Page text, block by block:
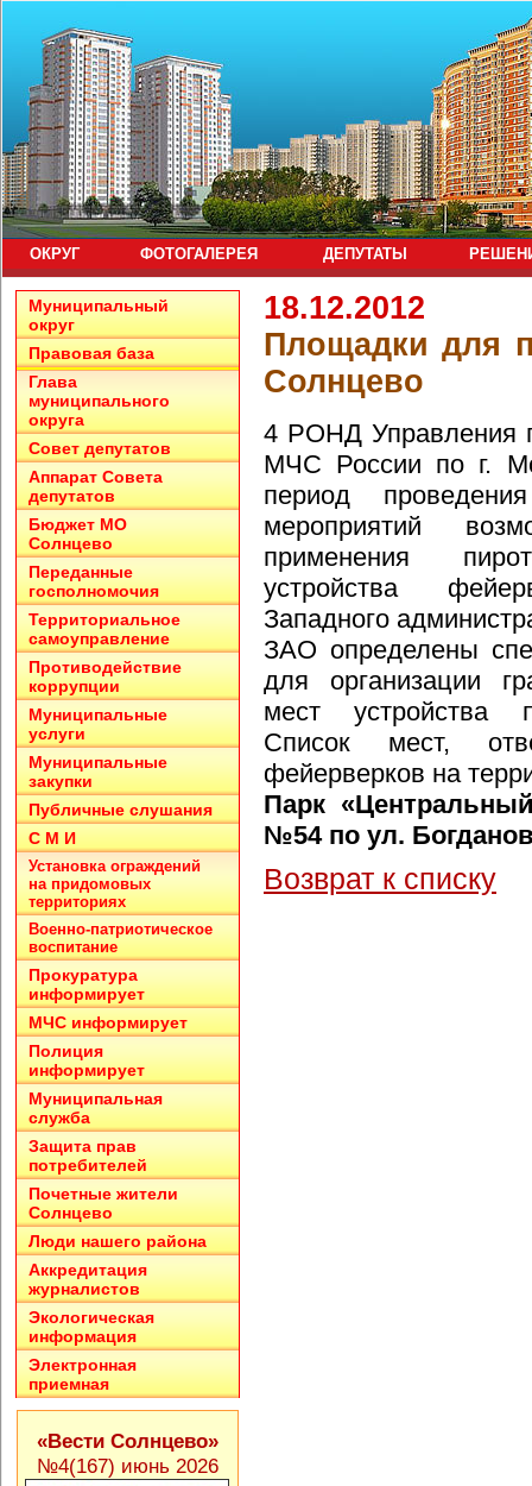
ОКРУГ ФОТОГАЛЕРЕЯ ДЕПУТАТЫ
18.12.2012
Площадки для
Солнцево
4 РОНД Управления
МЧС России по г.
период
мероприятий
применения
устройства
Западного
ЗАО определены
для организации
мест устройства
Список мест,
фейерверков на
Парк
№54 по ул.
Возврат к списку
Муниципальный
округ
Правовая база
Глава
муниципального
округа
Совет депутатов
Аппарат Совета
депутатов
Бюджет МО
Солнцево
Переданные
госполномочия
Территориальное
самоуправление
Противодействие
коррупции
Муниципальные
услуги
Муниципальные
закупки
Публичные слушания
С М И
Установка ограждений
на придомовых
территориях
Военно-патриотическое
воспитание
Прокуратура
информирует
МЧС информирует
Полиция
информирует
Муниципальная
служба
Защита прав
потребителей
Почетные жители
Солнцево
Люди нашего района
Аккредитация
журналистов
Экологическая
информация
Электронная
приемная
«Вести Солнцево»
№4(167) июнь 2026